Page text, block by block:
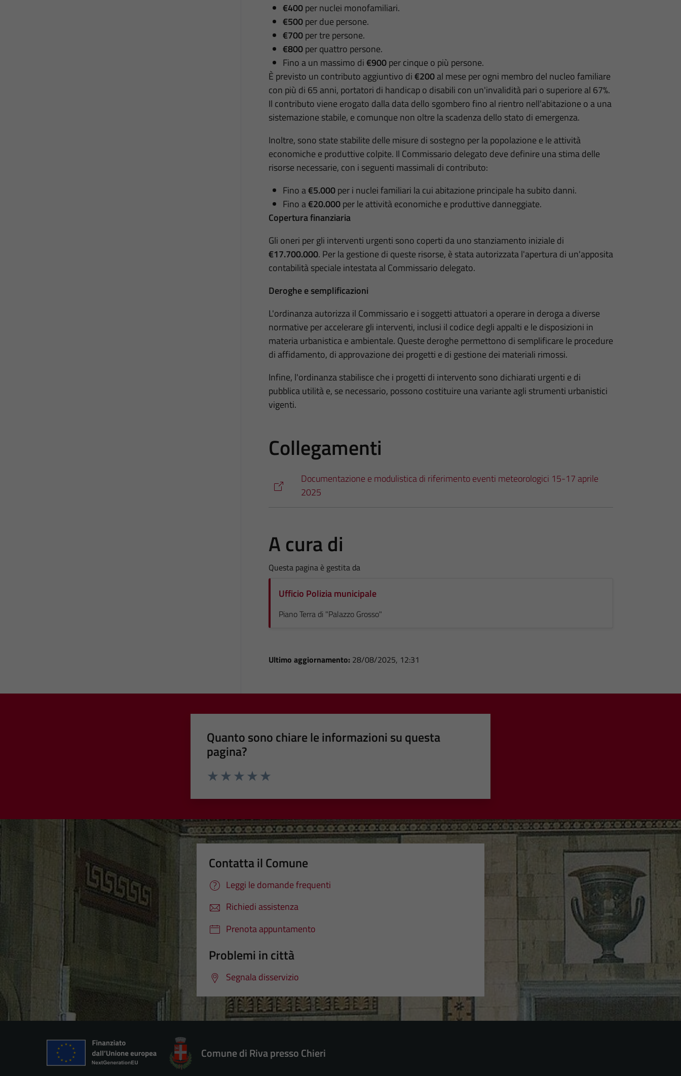
€400per nuclei monofamiliari.
€500per due persone.
€700per tre persone.
€800per quattro persone.
Fino a un massimo di€900per cinque o più persone.
È previsto un contributo aggiuntivo di€200al mese per ogni membro del nucleo familiare
con più di 65 anni, portatori di handicap o disabili con un'invalidità pari o superiore al 67%.
Il contributo viene erogato dalla data dello sgombero fino al rientro nell'abitazione o a una
sistemazione stabile, e comunque non oltre la scadenza dello stato di emergenza.
Inoltre, sono state stabilite delle misure di sostegno per la popolazione e le attività
economiche e produttive colpite. Il Commissario delegato deve definire una stima delle
risorse necessarie, con i seguenti massimali di contributo:
Fino a€5.000per i nuclei familiari la cui abitazione principale ha subito danni.
Fino a€20.000per le attività economiche e produttive danneggiate.
Copertura finanziaria
Gli oneri per gli interventi urgenti sono coperti da uno stanziamento iniziale di
€17.700.000. Per la gestione di queste risorse, è stata autorizzata l'apertura di un'apposita
contabilità speciale intestata al Commissario delegato.
Deroghe e semplificazioni
L'ordinanza autorizza il Commissario e i soggetti attuatori a operare in deroga a diverse
normative per accelerare gli interventi, inclusi il codice degli appalti e le disposizioni in
materia urbanistica e ambientale. Queste deroghe permettono di semplificare le procedure
di affidamento, di approvazione dei progetti e di gestione dei materiali rimossi.
Infine, l'ordinanza stabilisce che i progetti di intervento sono dichiarati urgenti e di
pubblica utilità e, se necessario, possono costituire una variante agli strumenti urbanistici
vigenti.
Collegamenti
Documentazione e modulistica di riferimento eventi meteorologici 15-17 aprile
2025
A cura di
Questa pagina è gestita da
Ufficio Polizia municipale
Piano Terra di "Palazzo Grosso"
Ultimo aggiornamento: 28/08/2025, 12:31
Quanto sono chiare le informazioni su questa
pagina?
Contatta il Comune
Leggi le domande frequenti
Richiedi assistenza
Prenota appuntamento
Problemi in città
Segnala disservizio
Comune di Riva presso Chieri